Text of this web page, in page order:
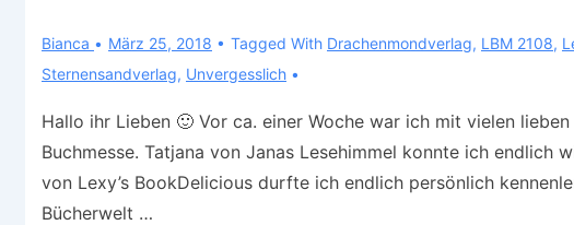
Bianca März 25, 2018 Tagged With Drachenmondverlag, LBM 2108,
Sternensandverlag, Unvergesslich
Hallo ihr Lieben 🙂 Vor ca. einer Woche war ich mit vielen
Buchmesse. Tatjana von Janas Lesehimmel konnte ich endlich
von Lexy’s BookDelicious durfte ich endlich persönlich
Bücherwelt …